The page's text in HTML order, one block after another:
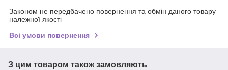
Законом не передбачено повернення та обмін даного товару
належної якості
Всі умови повернення
З цим товаром також замовляють